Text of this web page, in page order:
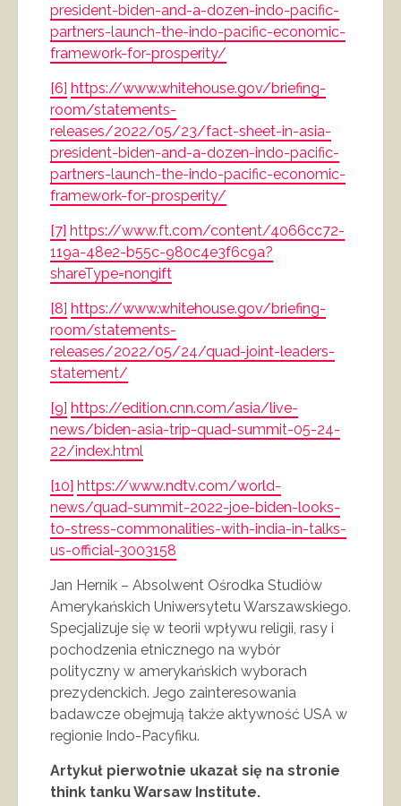
president-biden-and-a-dozen-indo-pacific-
partners-launch-the-indo-pacific-economic-
framework-for-prosperity/
[6] https://www.whitehouse.gov/briefing-
room/statements-
releases/2022/05/23/fact-sheet-in-asia-
president-biden-and-a-dozen-indo-pacific-
partners-launch-the-indo-pacific-economic-
framework-for-prosperity/
[7] https://www.ft.com/content/4066cc72-
119a-48e2-b55c-980c4e3f6c9a?
shareType=nongift
[8] https://www.whitehouse.gov/briefing-
room/statements-
releases/2022/05/24/quad-joint-leaders-
statement/
[9] https://edition.cnn.com/asia/live-
news/biden-asia-trip-quad-summit-05-24-
22/index.html
[10] https://www.ndtv.com/world-
news/quad-summit-2022-joe-biden-looks-
to-stress-commonalities-with-india-in-talks-
us-official-3003158
Jan Hernik – Absolwent Ośrodka Studiów
Amerykańskich Uniwersytetu Warszawskiego.
Specjalizuje się w teorii wpływu religii, rasy i
pochodzenia etnicznego na wybór
polityczny w amerykańskich wyborach
prezydenckich. Jego zainteresowania
badawcze obejmują także aktywność USA w
regionie Indo-Pacyfiku.
Artykuł pierwotnie ukazał się na stronie
think tanku Warsaw Institute.